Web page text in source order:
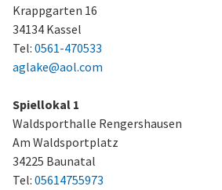
Krappgarten 16
34134 Kassel
Tel: 0561-470533
aglake@aol.com
Spiellokal 1
Waldsporthalle Rengershausen
Am Waldsportplatz
34225 Baunatal
Tel: 05614755973